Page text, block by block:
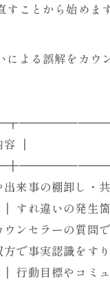
すことから始め
よる誤解をカウ
容 ┃
来事の棚卸し・
すれ違いの発生
ンセラーの質問
で事実認識をす
行動目標やコミ